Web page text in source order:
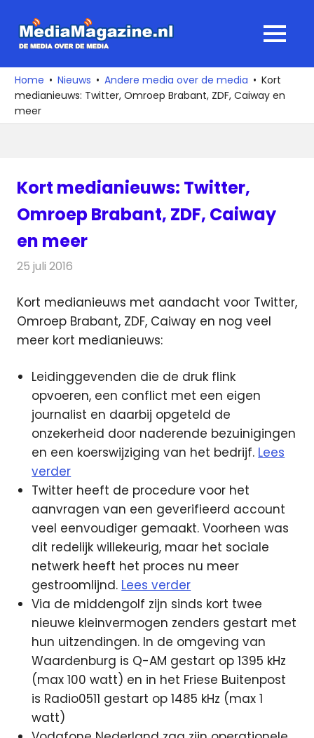
naar
media
over
de
media
MENU
Home Nieuws Andere media over de media
Kort
medianieuws: Twitter, Omroep Brabant, ZDF, Caiway en
meer
Kort medianieuws: Twitter,
Omroep Brabant, ZDF, Caiway
en meer
25 juli 2016
Kort medianieuws met aandacht voor Twitter,
Omroep Brabant, ZDF, Caiway en nog veel
meer kort medianieuws:
Leidinggevenden die de druk flink
opvoeren, een conflict met een eigen
journalist en daarbij opgeteld de
onzekerheid door naderende bezuinigingen
en een koerswijziging van het bedrijf. Lees
verder
Twitter heeft de procedure voor het
aanvragen van een geverifieerd account
veel eenvoudiger gemaakt. Voorheen was
dit redelijk willekeurig, maar het sociale
netwerk heeft het proces nu meer
gestroomlijnd. Lees verder
Via de middengolf zijn sinds kort twee
nieuwe kleinvermogen zenders gestart met
hun uitzendingen. In de omgeving van
Waardenburg is Q-AM gestart op 1395 kHz
(max 100 watt) en in het Friese Buitenpost
is Radio0511 gestart op 1485 kHz (max 1
watt)